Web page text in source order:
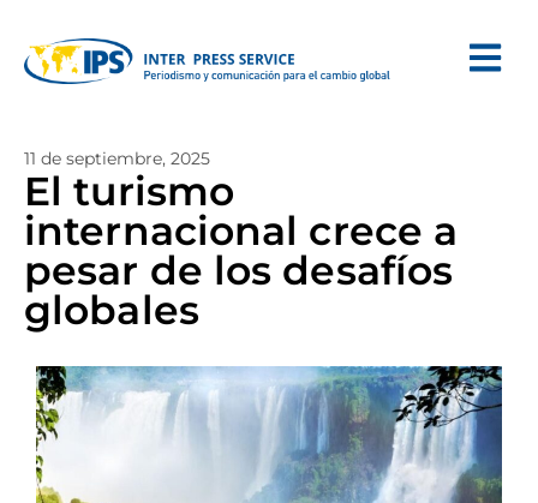
11 de septiembre, 2025
El turismo
internacional crece a
pesar de los desafíos
globales